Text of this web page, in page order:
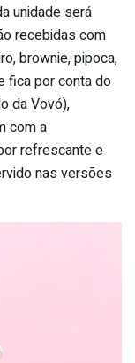
unidade será
recebidas com
brownie, pipoca,
fica por conta do
da Vovó),
com a
refrescante e
nas versões